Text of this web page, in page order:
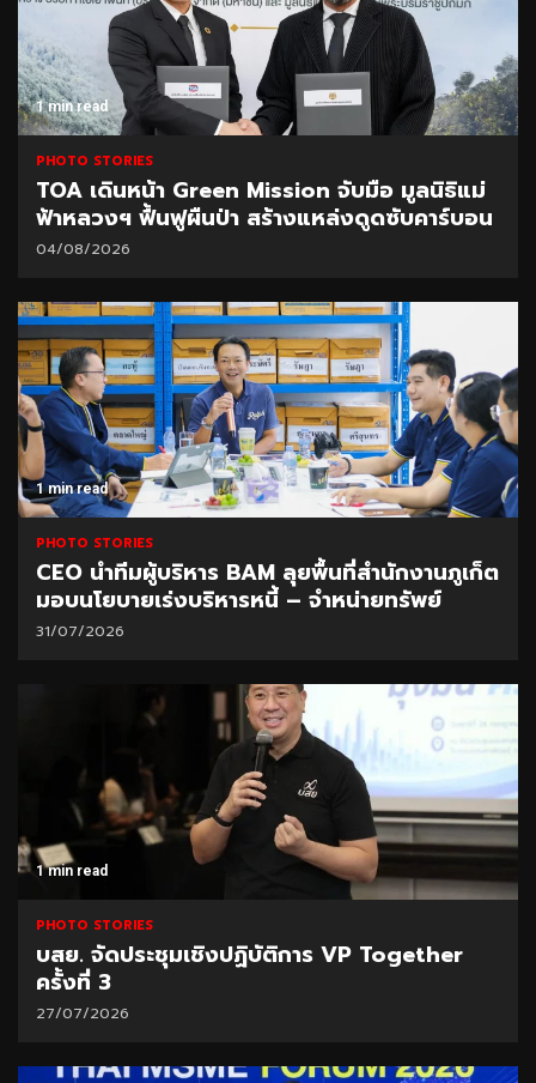
1 min read
PHOTO STORIES
TOA เดินหน้า Green Mission จับมือ มูลนิธิแม่
ฟ้าหลวงฯ ฟื้นฟูผืนป่า สร้างแหล่งดูดซับคาร์บอน
04/08/2026
1 min read
PHOTO STORIES
CEO นำทีมผู้บริหาร BAM ลุยพื้นที่สำนักงานภูเก็ต
มอบนโยบายเร่งบริหารหนี้ – จำหน่ายทรัพย์
31/07/2026
1 min read
PHOTO STORIES
บสย. จัดประชุมเชิงปฏิบัติการ VP Together
ครั้งที่ 3
27/07/2026